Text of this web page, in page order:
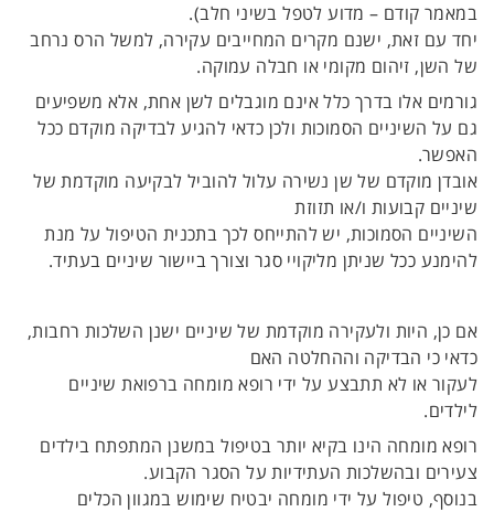
במאמר קודם – מדוע לטפל בשיני חלב).
יחד עם זאת, ישנם מקרים המחייבים עקירה, למשל הרס נרחב
של השן, זיהום מקומי או חבלה עמוקה.
גורמים אלו בדרך כלל אינם מוגבלים לשן אחת, אלא משפיעים
גם על השיניים הסמוכות ולכן כדאי להגיע לבדיקה מוקדם ככל
האפשר.
אובדן מוקדם של שן נשירה עלול להוביל לבקיעה מוקדמת של
שיניים קבועות ו/או תזוזת
השיניים הסמוכות, יש להתייחס לכך בתכנית הטיפול על מנת
להימנע ככל שניתן מליקויי סגר וצורך ביישור שיניים בעתיד.
אם כן, היות ולעקירה מוקדמת של שיניים ישנן השלכות רחבות,
כדאי כי הבדיקה וההחלטה האם
לעקור או לא תתבצע על ידי רופא מומחה ברפואת שיניים
לילדים.
רופא מומחה הינו בקיא יותר בטיפול במשנן המתפתח בילדים
צעירים ובהשלכות העתידיות על הסגר הקבוע.
בנוסף, טיפול על ידי מומחה יבטיח שימוש במגוון הכלים